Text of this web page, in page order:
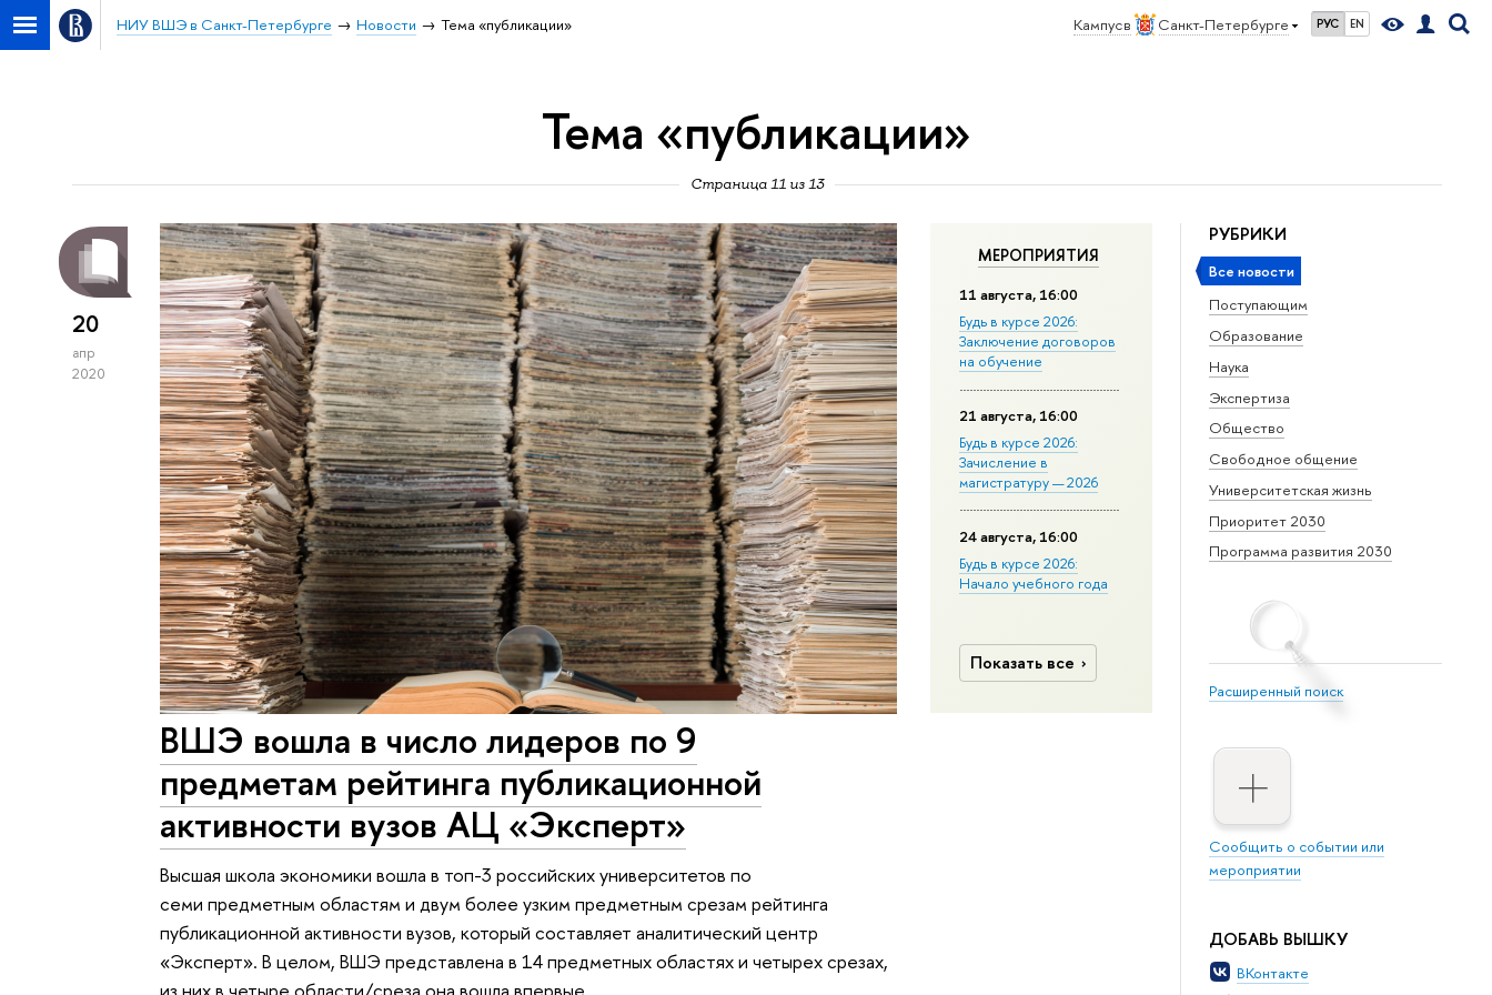
Кампус в Санкт-Петербурге РУС EN
НИУ ВШЭ в Санкт-Петербурге Новости Тема «публикации»
Тема «публикации»
Страница 11 из 13
РУБРИКИ
Все новости
Поступающим
Образование
Наука
Экспертиза
Общество
Свободное общение
Университетская жизнь
Приоритет 2030
Программа развития 2030
Расширенный поиск
Сообщить о событии или
мероприятии
ДОБАВЬ ВЫШКУ
ВКонтакте
МЕРОПРИЯТИЯ
11 августа, 16:00
Будь в курсе 2026:
Заключение договоров
на обучение
21 августа, 16:00
Будь в курсе 2026:
Зачисление в
магистратуру — 2026
24 августа, 16:00
Будь в курсе 2026:
Начало учебного года
Показать все
20
апр
2020
ВШЭ вошла в число лидеров по 9
предметам рейтинга публикационной
активности вузов АЦ «Эксперт»
Высшая школа экономики вошла в топ-3 российских университетов по
семи предметным областям и двум более узким предметным срезам рейтинга
публикационной активности вузов, который составляет аналитический центр
«Эксперт». В целом, ВШЭ представлена в 14 предметных областях и четырех срезах,